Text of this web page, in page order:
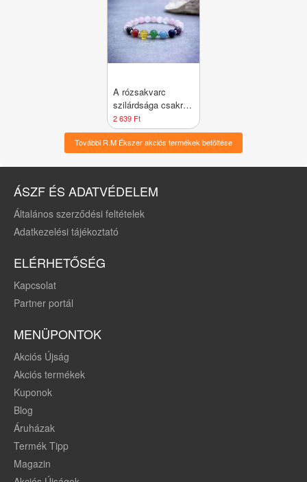
A rózsakvarc
szilárdsága csakra
ásvány karkötő
2 639 Ft
További R.M Ékszer akciós termékek betöltése
ÁSZF ÉS ADATVÉDELEM
Általános szerződési feltételek
Adatkezelési tájékoztató
ELÉRHETŐSÉG
Kapcsolat
Partner portál
MENÜPONTOK
Akciós Újság
Akciós termékek
Kuponok
Blog
Áruházak
Termék Tipp
Magazin